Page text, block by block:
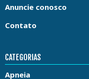
Anuncie conosco
Contato
CATEGORIAS
Apneia